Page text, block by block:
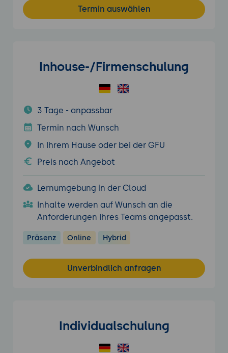
Termin auswählen
Inhouse-/Firmenschulung
3 Tage - anpassbar
Termin nach Wunsch
In Ihrem Hause oder bei der GFU
Preis nach Angebot
Lernumgebung in der Cloud
Inhalte werden auf Wunsch an die
Anforderungen Ihres Teams angepasst.
Präsenz Online Hybrid
Unverbindlich anfragen
Individualschulung